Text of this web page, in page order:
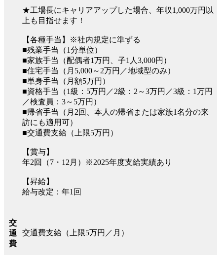
★工場長にキャリアアップした場合、年収1,000万円以
上も目指せます！
【各種手当】※社内規定に準ずる
■残業手当（1分単位）
■家族手当（配偶者1万円、子1人3,000円）
■住宅手当（月5,000～2万円／地域型のみ）
■単身手当（月額5万円）
■資格手当（1級：5万円／2級：2～3万円／3級：1万円
／検査員：3～5万円）
■帰省手当（月2回、本人の帰省または家族1名分の来
訪にも適用可）
■交通費支給（上限5万円）
【賞与】
年2回（7・12月）※2025年度支給実績あり
【昇給】
給与改定：年1回
交
通
費
交通費支給（上限5万円／月）